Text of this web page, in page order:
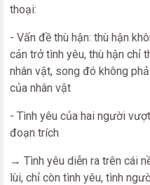
thoại:
- Vấn đề thù hận: thù hận
cản trở tình yêu, thù hận chỉ
nhân vật, song đó không
của nhân vật
- Tình yêu của hai người
đoạn trích
→ Tình yêu diễn ra trên cái
lùi, chỉ còn tình yêu, tình